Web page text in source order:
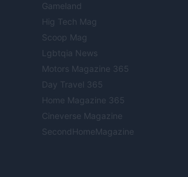
Gameland
Hig Tech Mag
Scoop Mag
Lgbtqia News
Motors Magazine 365
Day Travel 365
Home Magazine 365
Cineverse Magazine
SecondHomeMagazine